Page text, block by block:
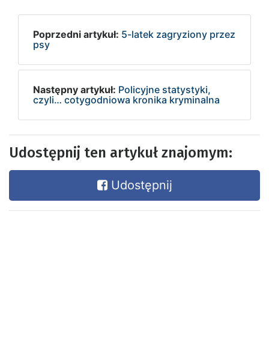
Poprzedni artykuł: 5-latek zagryziony przez
psy
Następny artykuł: Policyjne statystyki,
czyli… cotygodniowa kronika kryminalna
Udostępnij ten artykuł znajomym:
Udostępnij